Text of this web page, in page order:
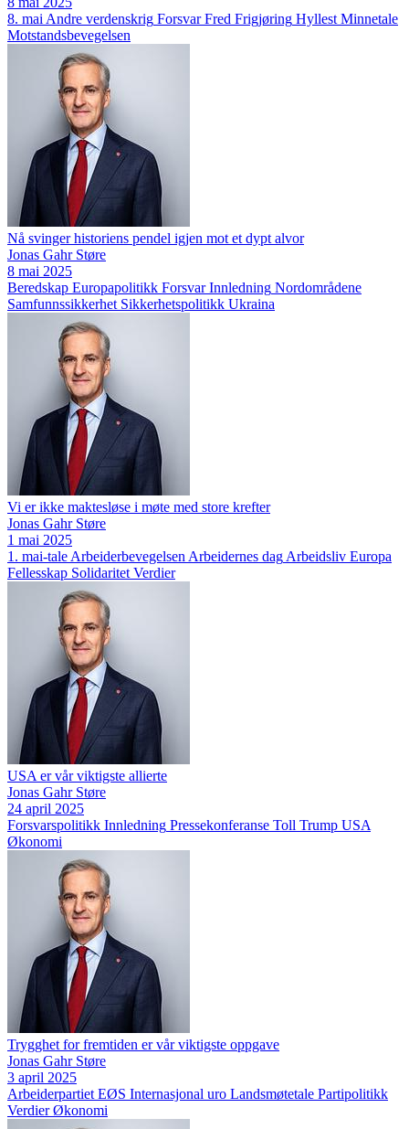
8. mai Andre verdenskrig Forsvar Fred Frigjøring Hyllest Minnetale
Motstandsbevegelsen
Nå svinger historiens pendel igjen mot et dypt alvor
Jonas Gahr Støre
8 mai 2025
Beredskap Europapolitikk Forsvar Innledning Nordområdene
Samfunnssikkerhet Sikkerhetspolitikk Ukraina
Vi er ikke maktesløse i møte med store krefter
Jonas Gahr Støre
1 mai 2025
1. mai-tale Arbeiderbevegelsen Arbeidernes dag Arbeidsliv Europa
Fellesskap Solidaritet Verdier
USA er vår viktigste allierte
Jonas Gahr Støre
24 april 2025
Forsvarspolitikk Innledning Pressekonferanse Toll Trump USA
Økonomi
Trygghet for fremtiden er vår viktigste oppgave
Jonas Gahr Støre
3 april 2025
Arbeiderpartiet EØS Internasjonal uro Landsmøtetale Partipolitikk
Verdier Økonomi